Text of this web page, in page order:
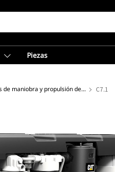
Piezas
Soluciones de maniobra y propulsión de alto rendimiento C7.1